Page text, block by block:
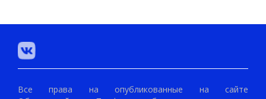
Все права на опубликованные на сайте